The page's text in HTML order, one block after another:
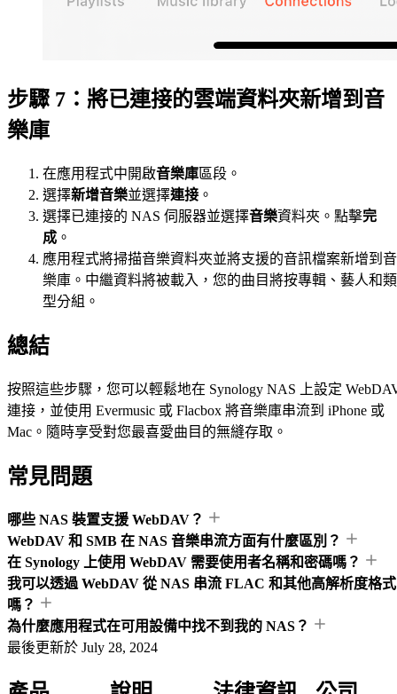
步驟 7：將已連接的雲端資料夾新增到音
樂庫
在應用程式中開啟音樂庫區段。
選擇新增音樂並選擇連接 。
選擇已連接的 NAS 伺服器並選擇音樂資料夾。點擊完
成 。
應用程式將掃描音樂資料夾並將支援的音訊檔案新增到音
樂庫。中繼資料將被載入，您的曲目將按專輯、藝人和類
型分組。
總結
按照這些步驟，您可以輕鬆地在 Synology NAS 上設定
連接，並使用 Evermusic 或 Flacbox 將音樂庫串流到 iPhone 或
Mac。隨時享受對您最喜愛曲目的無縫存取。
常見問題
哪些 NAS 裝置支援 WebDAV？
WebDAV 和 SMB 在 NAS 音樂串流方面有什麼區別？
在 Synology 上使用 WebDAV 需要使用者名稱和密碼嗎？
我可以透過 WebDAV 從 NAS 串流 FLAC 和其他高解析度格式
嗎？
為什麼應用程式在可用設備中找不到我的 NAS？
最後更新於 July 28, 2024